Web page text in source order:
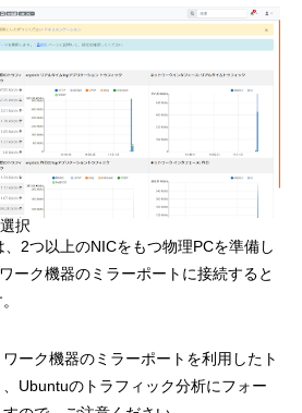
択
2つ以上のNICをもつ物理PCを準備し
ーク機器のミラーポートに接続すると
ーク機器のミラーポートを利用したト
Ubuntuのトラフィック分析にフォー